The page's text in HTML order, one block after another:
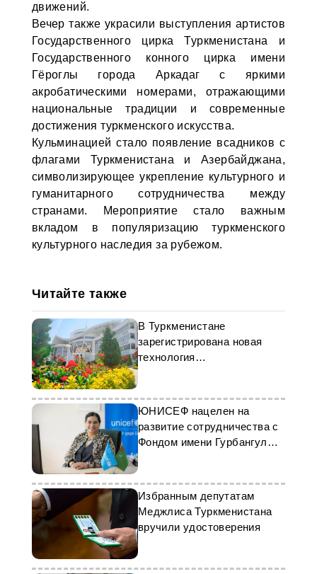
движений.
Вечер также украсили выступления артистов
Государственного цирка Туркменистана и
Государственного конного цирка имени
Гёроглы города Аркадаг с яркими
акробатическими номерами, отражающими
национальные традиции и современные
достижения туркменского искусства.
Кульминацией стало появление всадников с
флагами Туркменистана и Азербайджана,
символизирующее укрепление культурного и
гуманитарного сотрудничества между
странами. Мероприятие стало важным
вкладом в популяризацию туркменского
культурного наследия за рубежом.
Читайте также
В Туркменистане
зарегистрирована новая
технология
фитоминерального
лечебного геля
ЮНИСЕФ нацелен на
развитие сотрудничества с
Фондом имени Гурбангулы
Бердымухамедова
Избранным депутатам
Меджлиса Туркменистана
вручили удостоверения